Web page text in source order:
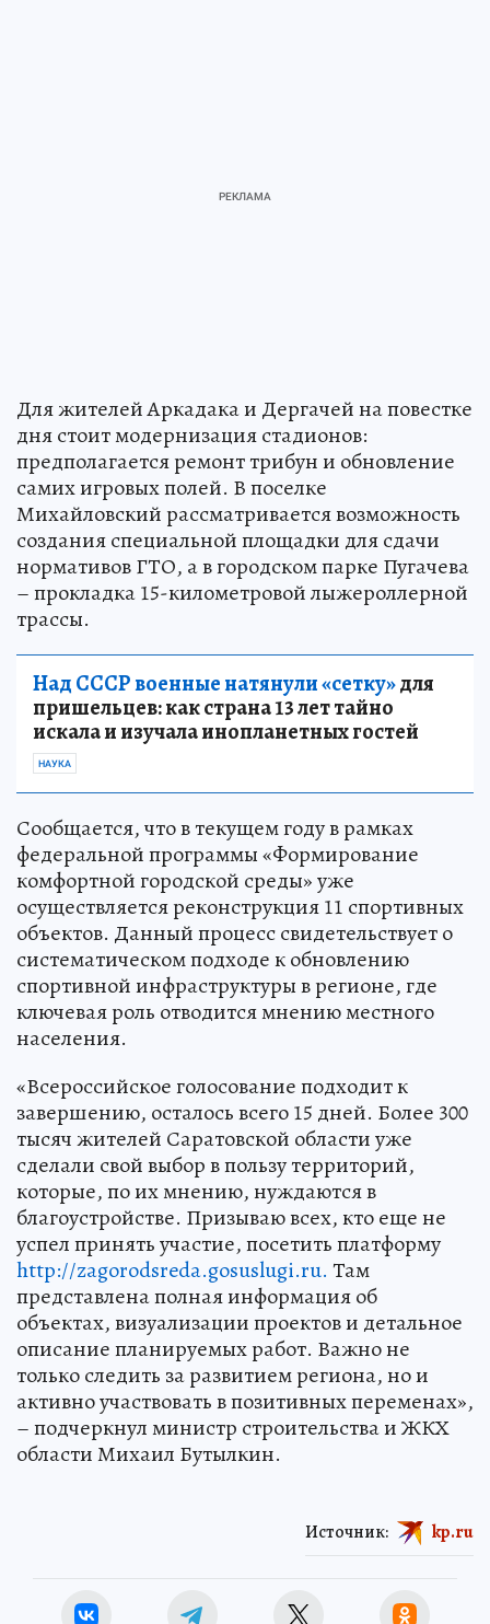
Для жителей Аркадака и Дергачей на повестке
дня стоит модернизация стадионов:
предполагается ремонт трибун и обновление
самих игровых полей. В поселке
Михайловский рассматривается возможность
создания специальной площадки для сдачи
нормативов ГТО, а в городском парке Пугачева
– прокладка 15-километровой лыжероллерной
трассы.
Над СССР военные натянули «сетку»для
пришельцев: как страна 13 лет тайно
искала и изучала инопланетных гостей
НАУКА
Сообщается, что в текущем году в рамках
федеральной программы «Формирование
комфортной городской среды» уже
осуществляется реконструкция 11 спортивных
объектов. Данный процесс свидетельствует о
систематическом подходе к обновлению
спортивной инфраструктуры в регионе, где
ключевая роль отводится мнению местного
населения.
«Всероссийское голосование подходит к
завершению, осталось всего 15 дней. Более 300
тысяч жителей Саратовской области уже
сделали свой выбор в пользу территорий,
которые, по их мнению, нуждаются в
благоустройстве. Призываю всех, кто еще не
успел принять участие, посетить платформу
http://zagorodsreda.gosuslugi.ru. Там
представлена полная информация об
объектах, визуализации проектов и детальное
описание планируемых работ. Важно не
только следить за развитием региона, но и
активно участвовать в позитивных переменах»,
– подчеркнул министр строительства и ЖКХ
области Михаил Бутылкин.
Источник: kp.ru